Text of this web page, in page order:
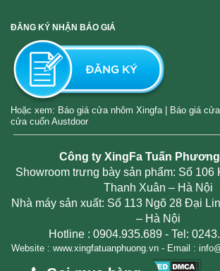
ĐĂNG KÝ NHẬN BÁO GIÁ
Hoặc xem: Báo giá cửa nhôm Xingfa| Báo giá
cửa cuốn Austdoor
Công ty XingFa Tuấn
Showroom trưng bày sản phẩm: Số 106
Thanh Xuân – Hà Nội
Nhà máy sản xuất: Số 113 Ngõ 28 Đại
– Hà Nội
Hotline : 0904.935.689 - Tel:
Website : www.xingfatuanphuong.vn - Email :